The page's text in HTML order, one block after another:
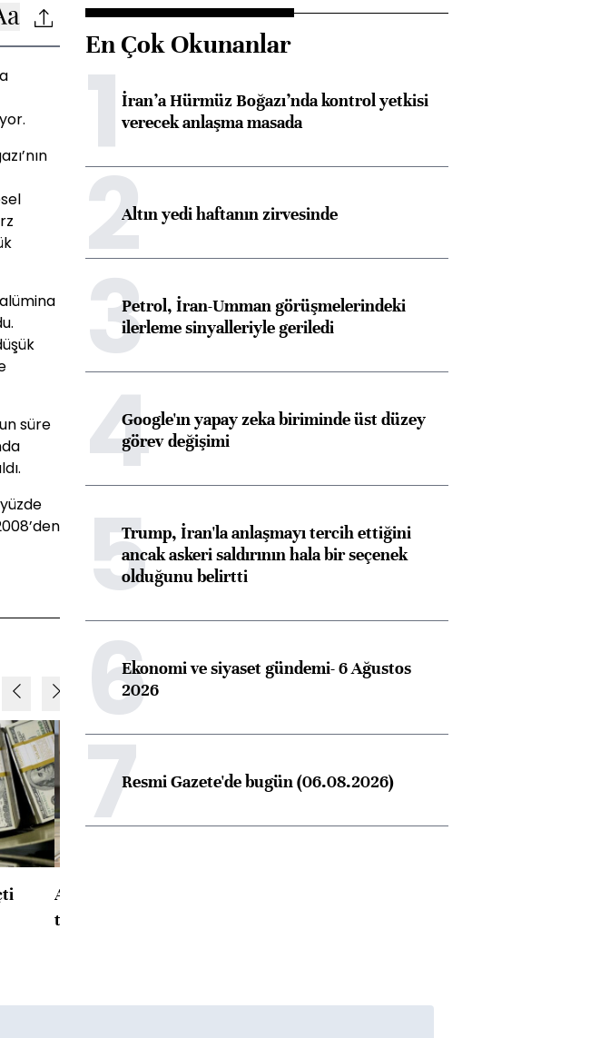
süre
ABD'de konut başlangıçları
toparlandı
konusunda Unicredit ile
görüşmelere hazırlanıyor
En Çok Okunanlar
1İran’a Hürmüz Boğazı’nda kontrol yetkisi
verecek anlaşma masada
2Altın yedi haftanın zirvesinde
3Petrol, İran-Umman görüşmelerindeki
ilerleme sinyalleriyle geriledi
4Google'ın yapay zeka biriminde üst düzey
görev değişimi
5Trump, İran'la anlaşmayı tercih ettiğini
ancak askeri saldırının hala bir seçenek
olduğunu belirtti
6Ekonomi ve siyaset gündemi- 6 Ağustos
2026
7Resmi Gazete'de bugün (06.08.2026)